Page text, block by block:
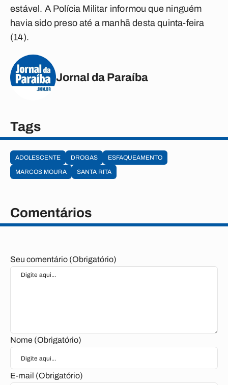
estável. A Polícia Militar informou que ninguém
havia sido preso até a manhã desta quinta-feira
(14).
Jornal da Paraíba
Tags
ADOLESCENTE DROGAS
ESFAQUEAMENTO
MARCOS MOURA
SANTA RITA
Comentários
Seu comentário (Obrigatório)
Nome (Obrigatório)
E-mail (Obrigatório)